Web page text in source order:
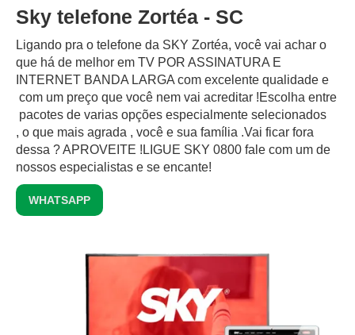
Sky telefone Zortéa - SC
Ligando pra o telefone da SKY Zortéa, você vai achar o
que há de melhor em TV POR ASSINATURA E
INTERNET BANDA LARGA com excelente qualidade e
com um preço que você nem vai acreditar !Escolha entre
pacotes de varias opções especialmente selecionados
, o que mais agrada , você e sua família .Vai ficar fora
dessa ? APROVEITE !LIGUE SKY 0800 fale com um de
nossos especialistas e se encante!
WHATSAPP